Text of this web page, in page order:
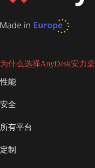
为什么选择AnyDesk安力桌
性能
安全
所有平台
定制